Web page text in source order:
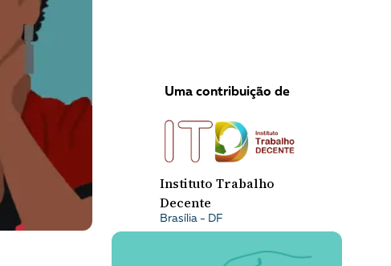
Uma contribuição de
Instituto Trabalho
Decente
Brasília - DF